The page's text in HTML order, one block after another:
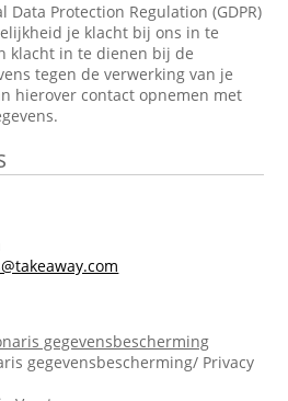
Data Protection Regulation (GDPR)
je klacht bij ons in te
klacht in te dienen bij de
tegen de verwerking van je
hierover contact opnemen met
gegevensbescherming
gegevensbescherming/ Privacy